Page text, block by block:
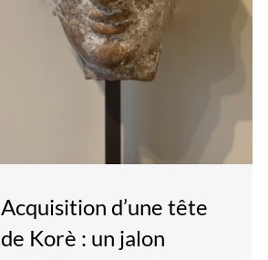
Acquisition d’une tête
de Korè : un jalon